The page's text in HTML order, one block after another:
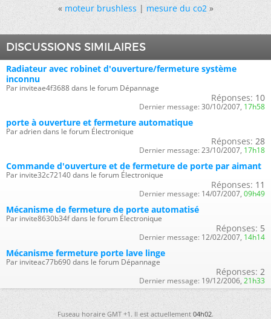
« moteur brushless|mesure du co2 »
DISCUSSIONS SIMILAIRES
Radiateur avec robinet d'ouverture/fermeture système
inconnu
Par inviteae4f3688 dans le forum Dépannage
Réponses: 10
Dernier message: 30/10/2007, 17h58
porte à ouverture et fermeture automatique
Par adrien dans le forum Électronique
Réponses: 28
Dernier message: 23/10/2007, 17h18
Commande d'ouverture et de fermeture de porte par aimant
Par invite32c72140 dans le forum Électronique
Réponses: 11
Dernier message: 14/07/2007, 09h49
Mécanisme de fermeture de porte automatisé
Par invite8630b34f dans le forum Électronique
Réponses: 5
Dernier message: 12/02/2007, 14h14
Mécanisme fermeture porte lave linge
Par inviteac77b690 dans le forum Dépannage
Réponses: 2
Dernier message: 19/12/2006, 21h33
Fuseau horaire GMT +1. Il est actuellement04h02.